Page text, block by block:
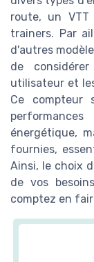
route, un VTT
trainers. Par
d'autres
de
utilisateur et
Ce compteur
énergétique,
fournies,
Ainsi, le choix
de vos
comptez en